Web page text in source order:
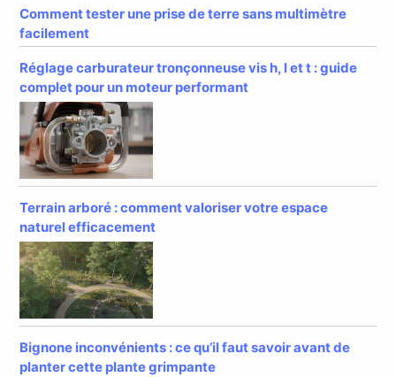
Comment tester une prise de terre sans multimètre
facilement
Réglage carburateur tronçonneuse vis h, l et t : guide
complet pour un moteur performant
Terrain arboré : comment valoriser votre espace
naturel efficacement
Bignone inconvénients : ce qu’il faut savoir avant de
planter cette plante grimpante